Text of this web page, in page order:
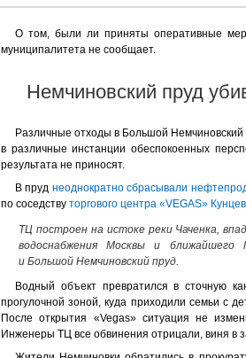
О том, были ли приняты оперативные
муниципалитета не сообщает.
Немчиновский пруд
Различные отходы в Большой
в различные инстанции обеспокоенных
результата не приносят.
В пруд неоднократно сбрасывали
по соседству торгового центра «VEGAS»
ТЦ построен на истоке реки Чаченка,
водоснабжения Москвы и ближайшего
и Большой Немчиновский пруд.
Водный объект превратился в сточную
прогулочной зоной, куда приходили семьи с
После открытия «Vegas» ситуация не
Инженеры ТЦ все обвинения отрицали, виня в